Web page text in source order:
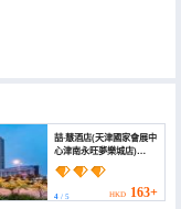
喆·慧酒店(天津國家會展中
心津南永旺夢樂城店)
(ZheHui HOTEL)
4/ 5 HKD 163+